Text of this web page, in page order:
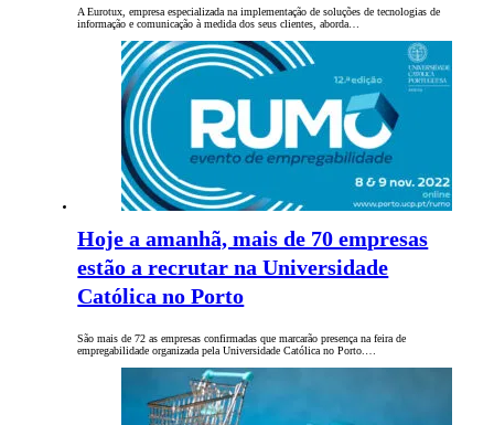
A Eurotux, empresa especializada na implementação de soluções de tecnologias de
informação e comunicação à medida dos seus clientes, aborda…
Hoje a amanhã, mais de 70 empresas
estão a recrutar na Universidade
Católica no Porto
São mais de 72 as empresas confirmadas que marcarão presença na feira de
empregabilidade organizada pela Universidade Católica no Porto.…